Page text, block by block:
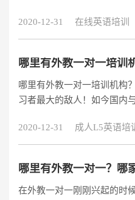
英语相当不标准，因此为了
的家长也意识到了英语外教
何？
2020-12-31 在线英语培训
哪里有外教一对一培训机构
习者最大的敌人！如今国内
试的培养，很多培训机构也
整体英语水平的提升！而如
英语能力！那么这样的外教
好呢？小编作为英语学习的
2020-12-31 成人L5英语培训
在外教一对一刚刚兴起的时